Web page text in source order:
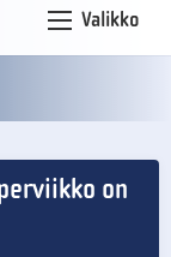
Valikko
on